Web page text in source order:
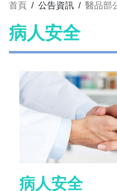
首頁 / 公告資訊 / 醫品部
病人安全
病人安全